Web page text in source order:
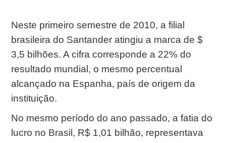
Neste primeiro semestre de 2010, a filial
brasileira do Santander atingiu a marca de $
3,5 bilhões. A cifra corresponde a 22% do
resultado mundial, o mesmo percentual
alcançado na Espanha, país de origem da
instituição.
No mesmo período do ano passado, a fatia do
lucro no Brasil, R$ 1,01 bilhão, representava